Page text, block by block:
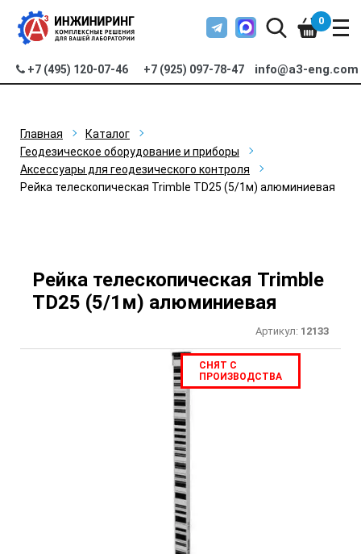
+7 (495) 120-07-46 +7 (925) 097-78-47 info@a3-eng.com
0
Главная
Каталог
Геодезическое оборудование и приборы
Аксессуары для геодезического контроля
Рейка телескопическая Trimble TD25 (5/1м) алюминиевая
Рейка телескопическая Trimble
TD25 (5/1м) алюминиевая
Артикул: 12133
СНЯТ С
ПРОИЗВОДСТВА